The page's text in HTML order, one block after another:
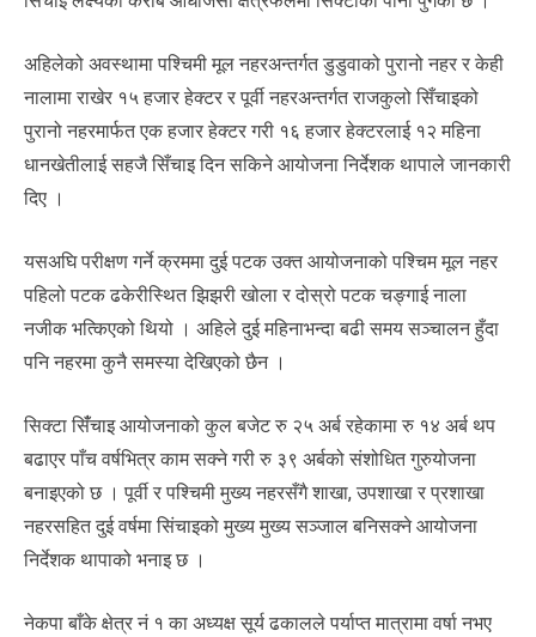
अहिलेको अवस्थामा पश्चिमी मूल नहरअन्तर्गत डुडुवाको पुरानो नहर र केही
नालामा राखेर १५ हजार हेक्टर र पूर्वी नहरअन्तर्गत राजकुलो सिँचाइको
पुरानो नहरमार्फत एक हजार हेक्टर गरी १६ हजार हेक्टरलाई १२ महिना
धानखेतीलाई सहजै सिँचाइ दिन सकिने आयोजना निर्देशक थापाले जानकारी
दिए ।
यसअघि परीक्षण गर्ने क्रममा दुई पटक उक्त आयोजनाको पश्चिम मूल नहर
पहिलो पटक ढकेरीस्थित झिझरी खोला र दोस्रो पटक चङ्गाई नाला
नजीक भत्किएको थियो । अहिले दुई महिनाभन्दा बढी समय सञ्चालन हुँदा
पनि नहरमा कुनै समस्या देखिएको छैन ।
सिक्टा सिँंचाइ आयोजनाको कुल बजेट रु २५ अर्ब रहेकामा रु १४ अर्ब थप
बढाएर पाँच वर्षभित्र काम सक्ने गरी रु ३९ अर्बको संशोधित गुरुयोजना
बनाइएको छ । पूर्वी र पश्चिमी मुख्य नहरसँगै शाखा, उपशाखा र प्रशाखा
नहरसहित दुई वर्षमा सिंचाइको मुख्य मुख्य सञ्जाल बनिसक्ने आयोजना
निर्देशक थापाको भनाइ छ ।
नेकपा बाँके क्षेत्र नं १ का अध्यक्ष सूर्य ढकालले पर्याप्त मात्रामा वर्षा नभए